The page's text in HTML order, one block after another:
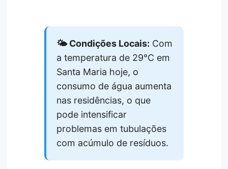
🌤️ Condições Locais: Com
a temperatura de 29°C em
Santa Maria hoje, o
consumo de água aumenta
nas residências, o que
pode intensificar
problemas em tubulações
com acúmulo de resíduos.